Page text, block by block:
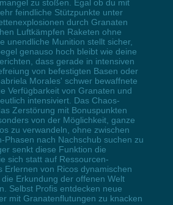
zu stoßen. Egal ob du mit
feindliche Stützpunkte unter
durch Granaten
Luftkämpfen Raketen ohne
unendliche Munition stellt sicher,
genauso hoch bleibt wie deine
dass gerade in intensiven
von befestigten Basen oder
Morales' schwer bewaffnete
Verfügbarkeit von Granaten und
intensiviert. Das Chaos-
Zerstörung mit Bonuspunkten
von der Möglichkeit, ganze
zu verwandeln, ohne zwischen
Phasen nach Nachschub suchen zu
senkt diese Funktion die
sich statt auf Ressourcen-
Erlernen von Ricos dynamischen
Erkundung der offenen Welt
Selbst Profis entdecken neue
mit Granatenflutungen zu knacken